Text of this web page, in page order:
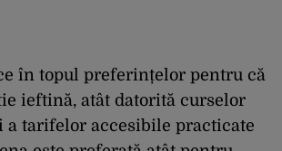
în topul preferințelor pentru că
ieftină, atât datorită curselor
a tarifelor accesibile practicate